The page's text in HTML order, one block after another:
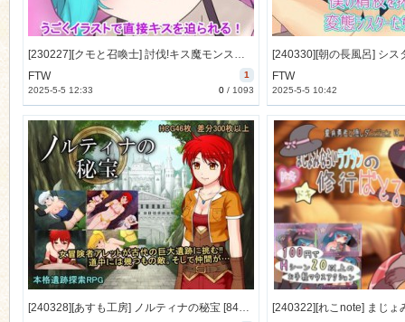
[230227][クモと召喚士] 討伐!キス魔モンスター! [227M] [RJ01034333]
1
FTW
0/ 1093
2025-5-5 12:33
FTW
2025-5-5 10:42
[240328][あすも工房] ノルティナの秘宝 [848M] [RJ300322]